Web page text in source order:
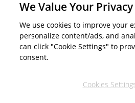
教學
社群資源
會員專區
We Value Your Privacy
We use cookies to improve your
personalize content/ads, and
can click "Cookie Settings" to
consent.
Cookies